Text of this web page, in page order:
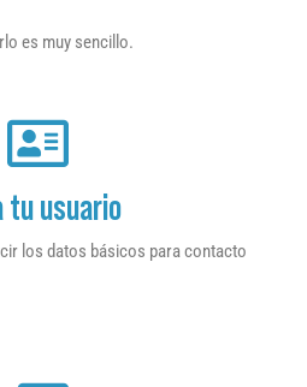
es muy sencillo.
tu usuario
los datos básicos para contacto